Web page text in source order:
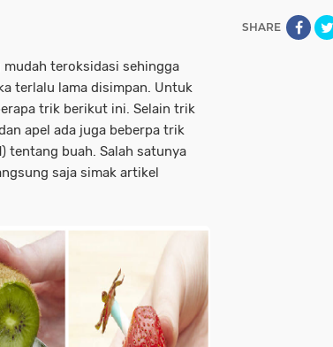
SHARE
mudah teroksidasi sehingga
terlalu lama disimpan. Untuk
trik berikut ini. Selain trik
apel ada juga beberpa trik
tentang buah. Salah satunya
saja simak artikel